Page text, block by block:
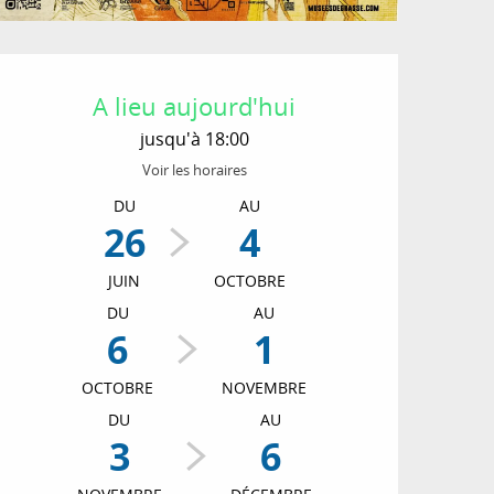
et
A lieu aujourd'hui
jusqu'à 18:00
Voir les horaires
DU
26
JUIN
AU
4
OCTOBRE
DU
6
OCTOBRE
AU
1
NOVEMBRE
DU
3
AU
6